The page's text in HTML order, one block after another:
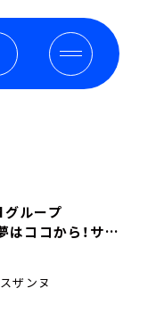
グループ
ココから！サン
ザンヌ